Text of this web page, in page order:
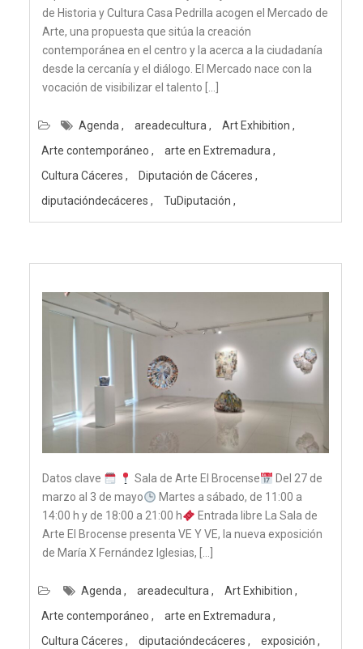
de Historia y Cultura Casa Pedrilla acogen el Mercado de
Arte, una propuesta que sitúa la creación
contemporánea en el centro y la acerca a la ciudadanía
desde la cercanía y el diálogo. El Mercado nace con la
vocación de visibilizar el talento […]
Agenda areadecultura
Art Exhibition
Arte contemporáneo
arte en Extremadura
Cultura Cáceres
Diputación de Cáceres
diputacióndecáceres
TuDiputación
Datos clave Sala de Arte El Brocense
Del 27 de
marzo al 3 de mayo
Martes a sábado, de 11:00 a
14:00 h y de 18:00 a 21:00 h
Entrada libre La Sala de
Arte El Brocense presenta VE Y VE, la nueva exposición
de María X Fernández Iglesias, […]
Agenda areadecultura
Art Exhibition
Arte contemporáneo
arte en Extremadura
Cultura Cáceres
diputacióndecáceres
exposición